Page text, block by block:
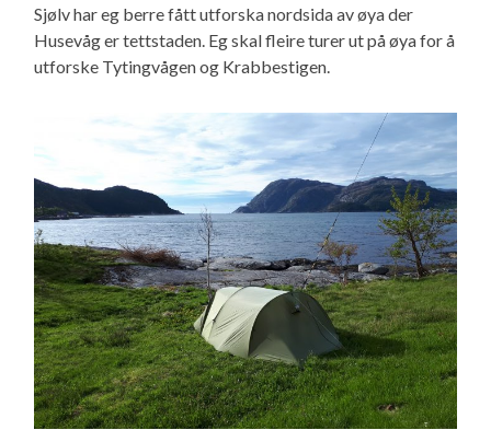
Sjølv har eg berre fått utforska nordsida av øya der
Husevåg er tettstaden. Eg skal fleire turer ut på øya for å
utforske Tytingvågen og Krabbestigen.